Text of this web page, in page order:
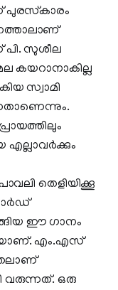
പുരസ്‌കാരം
സുശീല
കയറാനാകില്ല
സ്വാമി
എല്ലാവർക്കും
തെളിയിക്കൂ
ഈ ഗാനം
എം.എസ്
വരുന്നത്. ഒരു